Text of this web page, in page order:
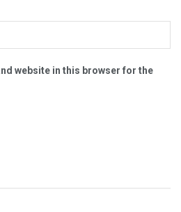
website in this browser for the